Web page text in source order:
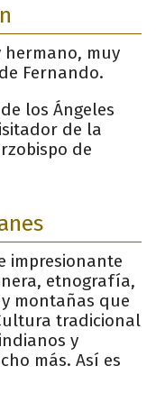
hermano, muy
Fernando.
los Ángeles
de la
de
impresionante
etnografía,
montañas que
tradicional
y
más. Así es